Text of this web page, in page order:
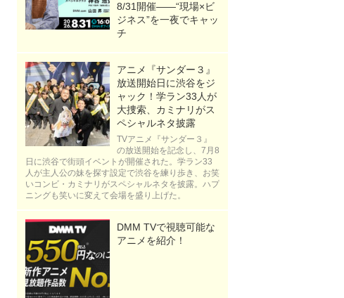
8/31開催――“現場×ビ
ジネス”を一夜でキャッ
チ
アニメ『サンダー３』
放送開始日に渋谷をジ
ャック！学ラン33人が
大捜索、カミナリがス
ペシャルネタ披露
TVアニメ『サンダー３』
の放送開始を記念し、7月8
日に渋谷で街頭イベントが開催された。学ラン33
人が主人公の妹を探す設定で渋谷を練り歩き、お笑
いコンビ・カミナリがスペシャルネタを披露。ハプ
ニングも笑いに変えて会場を盛り上げた。
DMM TVで視聴可能な
アニメを紹介！